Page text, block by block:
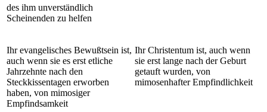
des ihm unverständlich
Scheinenden zu helfen
Ihr evangelisches Bewußtsein ist,
auch wenn sie es erst etliche
Jahrzehnte nach den
Steckkissentagen erworben
haben, von mimosiger
Empfindsamkeit
Ihr Christentum ist, auch wenn
sie erst lange nach der Geburt
getauft wurden, von
mimosenhafter Empfindlichkeit